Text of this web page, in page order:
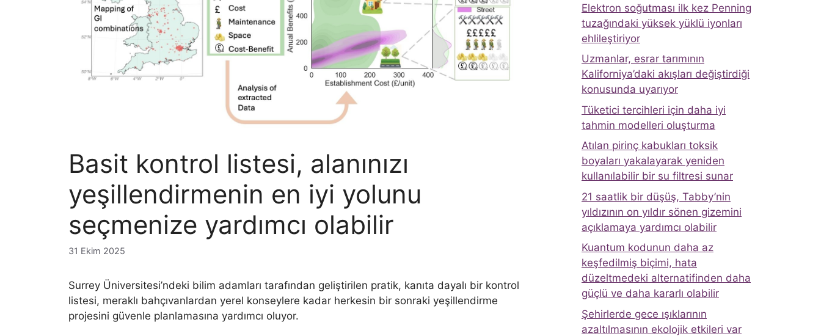
Basit kontrol listesi, alanınızı
yeşillendirmenin en iyi yolunu
seçmenize yardımcı olabilir
31 Ekim 2025
Surrey Üniversitesi’ndeki bilim adamları tarafından geliştirilen pratik, kanıta dayalı bir kontrol
listesi, meraklı bahçıvanlardan yerel konseylere kadar herkesin bir sonraki yeşillendirme
projesini güvenle planlamasına yardımcı oluyor.
Elektron soğutması ilk kez Penning
tuzağındaki yüksek yüklü iyonları
ehlileştiriyor
Uzmanlar, esrar tarımının
Kaliforniya’daki akışları değiştirdiği
konusunda uyarıyor
Tüketici tercihleri ​​için daha iyi
tahmin modelleri oluşturma
Atılan pirinç kabukları toksik
boyaları yakalayarak yeniden
kullanılabilir bir su filtresi sunar
21 saatlik bir düşüş, Tabby’nin
yıldızının on yıldır sönen gizemini
açıklamaya yardımcı olabilir
Kuantum kodunun daha az
keşfedilmiş biçimi, hata
düzeltmedeki alternatifinden daha
güçlü ve daha kararlı olabilir
Şehirlerde gece ışıklarının
azaltılmasının ekolojik etkileri var